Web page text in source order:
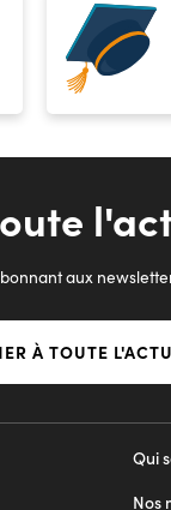
aux
À TOUTE L'ACTU
Qui
Nos